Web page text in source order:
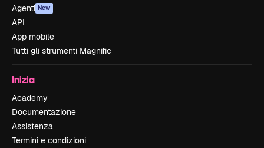
Agenti New
API
App mobile
Tutti gli strumenti Magnific
Inizia
Academy
Documentazione
Assistenza
Termini e condizioni